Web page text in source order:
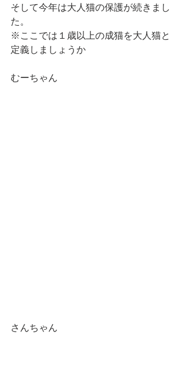
そして今年は大人猫の保護が続きまし
た。
※ここでは１歳以上の成猫を大人猫と
定義しましょうか
むーちゃん
さんちゃん